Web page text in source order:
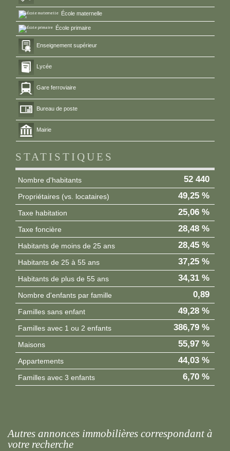
École maternelle
École primaire
Enseignement supérieur
Lycée
Gare ferroviaire
Bureau de poste
Mairie
STATISTIQUES
Nombre d'habitants 52 440
Propriétaires (vs. locataires) 49,25 %
Taxe habitation 25,06 %
Taxe foncière 28,48 %
Habitants de moins de 25 ans 28,45 %
Habitants de 25 à 55 ans 37,25 %
Habitants de plus de 55 ans 34,31 %
Nombre d'enfants par famille 0,89
Familles sans enfant 49,28 %
Familles avec 1 ou 2 enfants 386,79 %
Maisons 55,97 %
Appartements 44,03 %
Familles avec 3 enfants 6,70 %
autres annonces immobilières correspondant à
votre recherche